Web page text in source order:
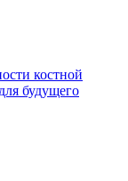
костной
будущего